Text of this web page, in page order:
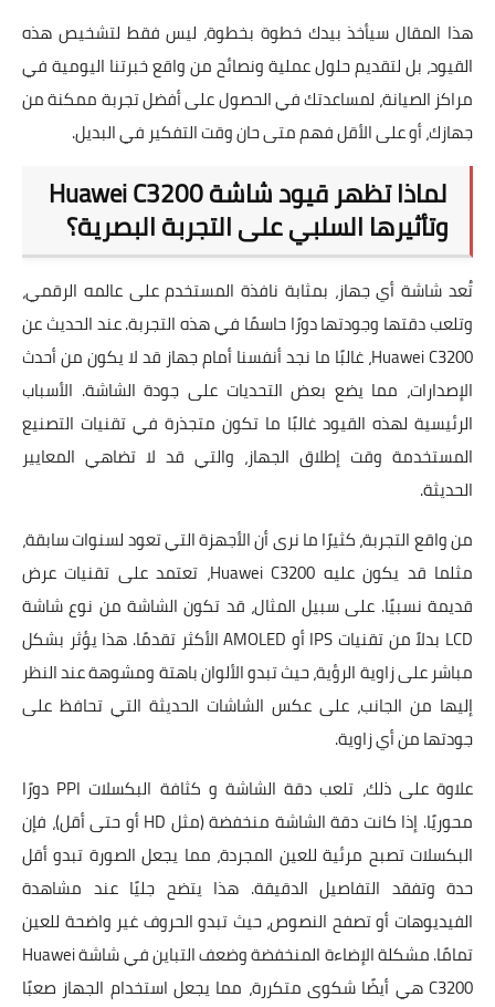
هذا المقال سيأخذ بيدك خطوة بخطوة، ليس فقط لتشخيص هذه
القيود، بل لتقديم حلول عملية ونصائح من واقع خبرتنا اليومية في
مراكز الصيانة، لمساعدتك في الحصول على أفضل تجربة ممكنة من
جهازك، أو على الأقل فهم متى حان وقت التفكير في البديل.
لماذا تظهر قيود شاشة Huawei C3200
وتأثيرها السلبي على التجربة البصرية؟
تُعد شاشة أي جهاز، بمثابة نافذة المستخدم على عالمه الرقمي،
وتلعب دقتها وجودتها دورًا حاسمًا في هذه التجربة. عند الحديث عن
Huawei C3200، غالبًا ما نجد أنفسنا أمام جهاز قد لا يكون من أحدث
الإصدارات، مما يضع بعض التحديات على جودة الشاشة. الأسباب
الرئيسية لهذه القيود غالبًا ما تكون متجذرة في تقنيات التصنيع
المستخدمة وقت إطلاق الجهاز، والتي قد لا تضاهي المعايير
الحديثة.
من واقع التجربة، كثيرًا ما نرى أن الأجهزة التي تعود لسنوات سابقة،
مثلما قد يكون عليه Huawei C3200، تعتمد على تقنيات عرض
قديمة نسبيًا. على سبيل المثال، قد تكون الشاشة من نوعشاشة
LCD بدلاً من تقنياتIPSأو AMOLEDالأكثر تقدمًا. هذا يؤثر بشكل
مباشر علىزاوية الرؤية، حيث تبدو الألوان باهتة ومشوهة عند النظر
إليها من الجانب، على عكس الشاشات الحديثة التي تحافظ على
جودتها من أي زاوية.
علاوة على ذلك، تلعب دقة الشاشةو كثافة البكسلات PPI
دورًا
محوريًا. إذا كانت دقة الشاشة منخفضة (مثل HD أو حتى أقل)، فإن
البكسلاتتصبح مرئية للعين المجردة، مما يجعل الصورة تبدو أقل
حدة وتفقد التفاصيل الدقيقة. هذا يتضح جليًا عند مشاهدة
الفيديوهاتأو تصفح النصوص، حيث تبدو الحروف غير واضحة للعين
تمامًا.
مشكلة الإضاءة المنخفضة وضعف التباين في شاشة Huawei
C3200 هي أيضًا شكوى متكررة، مما يجعل استخدام الجهاز صعبًا